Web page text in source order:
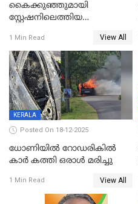
കൈക്കുഞ്ഞുമായി
സ്റ്റേഷനിലെത്തിയ
കരണത്തടിച്ചു; CC ടിവി
ദൃശ്യങ്ങൾ പുറത്ത്
1 Min Read View All
KERALA
Posted On 18-12-2025
ധോണിയിൽ റോഡരികിൽ
കാർ കത്തി ഒരാൾ മരിച്ചു
1 Min Read View All